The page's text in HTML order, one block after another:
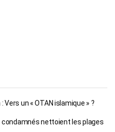
un « OTAN islamique » ?
condamnés nettoient les plages